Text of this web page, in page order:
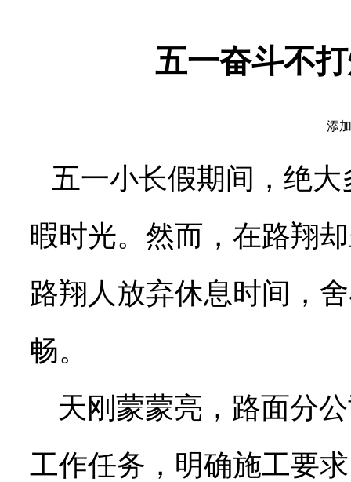
五一奋斗不
添
五一小长假期间，绝
暇时光。然而，在路翔
路翔人放弃休息时间，
畅。
天刚蒙蒙亮，路面分
工作任务，明确施工要